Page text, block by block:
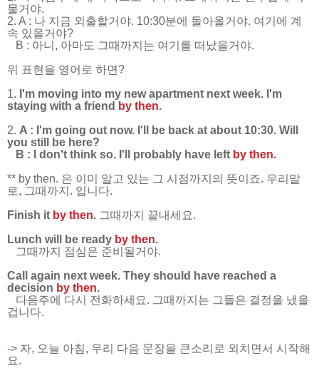
물거야.
2. A : 나 지금 외출할거야. 10:30분에 돌아올거야. 여기에 계
속 있을거야?
B : 아니, 아마도 그때까지는 여기를 떠났을거야.
위 표현을 영어로 하면?
1. I'm moving into my new apartment next week. I'm
staying with a friend by then.
2. A : I'm going out now. I'll be back at about 10:30. Will
you still be here?
B : I don't think so. I'll probably have left by then.
** by then. 은 이미 알고 있는 그 시점까지의 뜻이죠. 우리말
로, 그때까지. 입니다.
Finish it by then. 그때까지 끝내세요.
Lunch will be ready by then.
그때까지 점심은 준비될거야.
Call again next week. They should have reached a
decision by then.
다음주에 다시 전화하세요. 그때까지는 그들은 결정을 냈을
겁니다.
-> 자, 오늘 아침, 우리 다음 문장을 큰소리로 외치면서 시작해
요.